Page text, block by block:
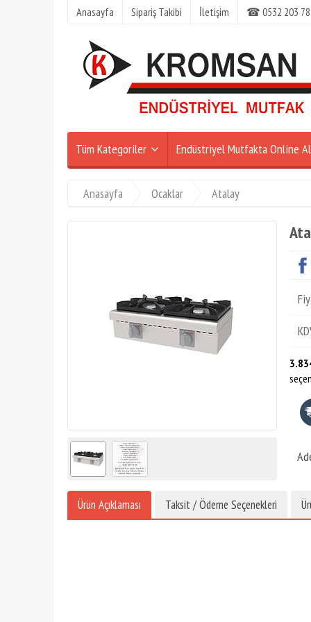
Anasayfa Sipariş Takibi İletişim ☎ 0532 203
Tüm Kategoriler Endüstriyel Mutfakta Online
Anasayfa Ocaklar Atalay
Ürün Açıklaması Taksit / Ödeme Seçenekleri